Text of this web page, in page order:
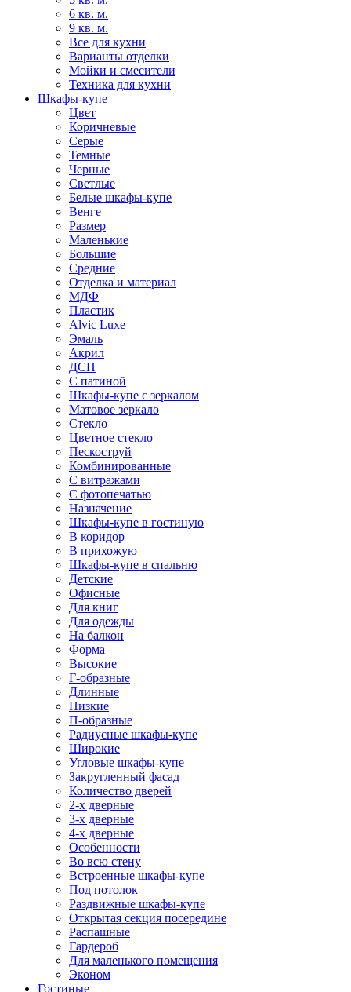
6 кв. м.
9 кв. м.
Все для кухни
Варианты отделки
Мойки и смесители
Техника для кухни
Шкафы-купе
Цвет
Коричневые
Серые
Темные
Черные
Светлые
Белые шкафы-купе
Венге
Размер
Маленькие
Большие
Средние
Отделка и материал
МДФ
Пластик
Alvic Luxe
Эмаль
Акрил
ДСП
С патиной
Шкафы-купе с зеркалом
Матовое зеркало
Стекло
Цветное стекло
Пескоструй
Комбинированные
С витражами
С фотопечатью
Назначение
Шкафы-купе в гостиную
В коридор
В прихожую
Шкафы-купе в спальню
Детские
Офисные
Для книг
Для одежды
На балкон
Форма
Высокие
Г-образные
Длинные
Низкие
П-образные
Радиусные шкафы-купе
Широкие
Угловые шкафы-купе
Закругленный фасад
Количество дверей
2-х дверные
3-х дверные
4-х дверные
Особенности
Во всю стену
Встроенные шкафы-купе
Под потолок
Раздвижные шкафы-купе
Открытая секция посередине
Распашные
Гардероб
Для маленького помещения
Эконом
Гостиные